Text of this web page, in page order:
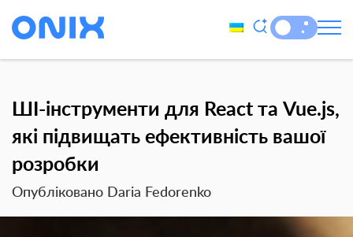
ШІ-інструменти для React та Vue.js,
які підвищать ефективність вашої
розробки
Опубліковано Daria Fedorenko